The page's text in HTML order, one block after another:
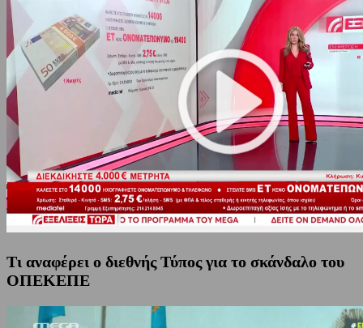
Τι αναφέρει ο διεθνής Τύπος για το σκάνδαλο του
ΟΠΕΚΕΠΕ